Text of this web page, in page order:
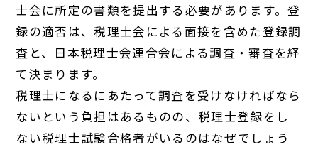
士会に所定の書類を提出する必要があります。登
録の適否は、税理士会による面接を含めた登録調
査と、日本税理士会連合会による調査・審査を経
て決まります。
税理士になるにあたって調査を受けなければなら
ないという負担はあるものの、税理士登録をし
ない税理士試験合格者がいるのはなぜでしょう